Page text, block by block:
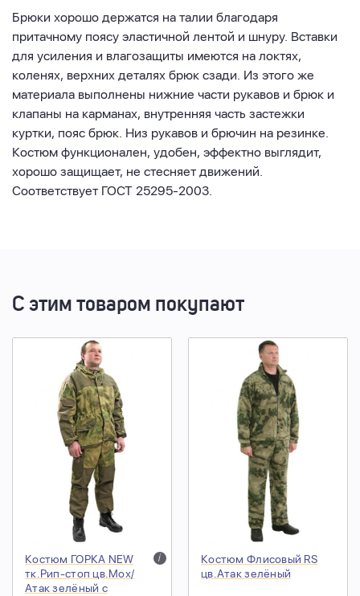
Брюки хорошо держатся на талии благодаря
притачному поясу эластичной лентой и шнуру. Вставки
для усиления и влагозащиты имеются на локтях,
коленях, верхних деталях брюк сзади. Из этого же
материала выполнены нижние части рукавов и брюк и
клапаны на карманах, внутренняя часть застежки
куртки, пояс брюк. Низ рукавов и брючин на резинке.
Костюм функционален, удобен, эффектно выглядит,
хорошо защищает, не стесняет движений.
Соответствует ГОСТ 25295-2003.
С этим товаром покупают
Костюм ГОРКА NEW
тк.Рип-стоп цв.Мох/
Атак зелёный с
i
Костюм Флисовый RS
цв.Атак зелёный